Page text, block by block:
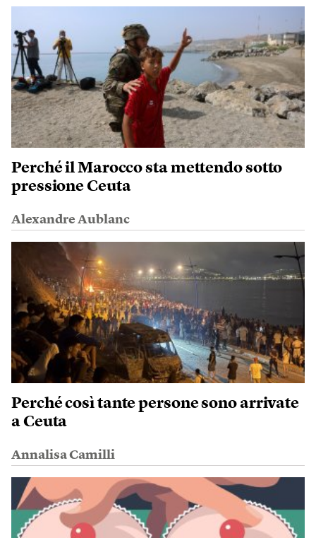
Perché il Marocco sta mettendo sotto
pressione Ceuta
Alexandre Aublanc
Perché così tante persone sono arrivate
a Ceuta
Annalisa Camilli